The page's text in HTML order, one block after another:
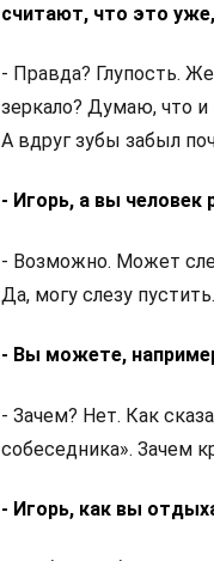
считают, что это
- Правда? Глупость.
зеркало? Думаю, что и
А вдруг зубы забыл
- Игорь, а вы человек
- Возможно. Может
Да, могу слезу пустить.
- Вы можете,
- Зачем? Нет. Как
собеседника». Зачем
- Игорь, как вы